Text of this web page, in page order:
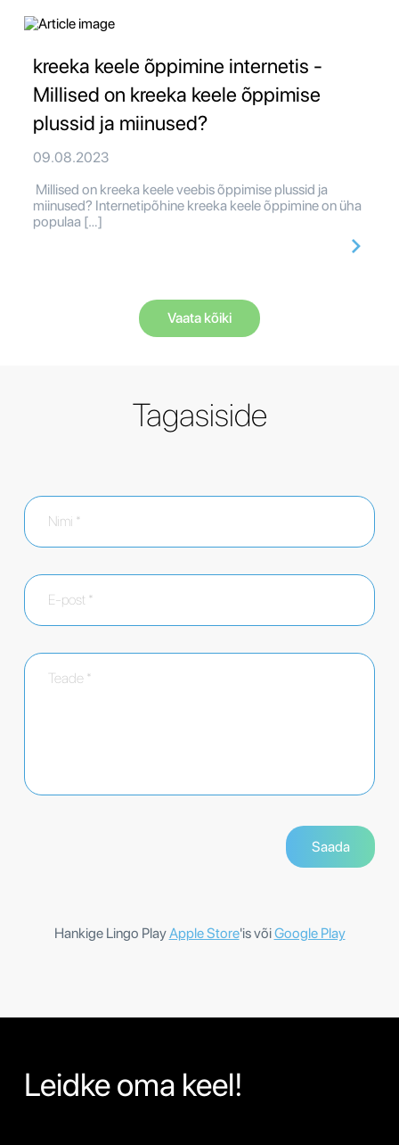
kreeka keele õppimine internetis -
Millised on kreeka keele õppimise
plussid ja miinused?
09.08.2023
Millised on kreeka keele veebis õppimise plussid ja
miinused? Internetipõhine kreeka keele õppimine on üha
populaa […]
Vaata kõiki
Tagasiside
Hankige Lingo PlayApple Store'is võiGoogle Play
Leidke oma keel!